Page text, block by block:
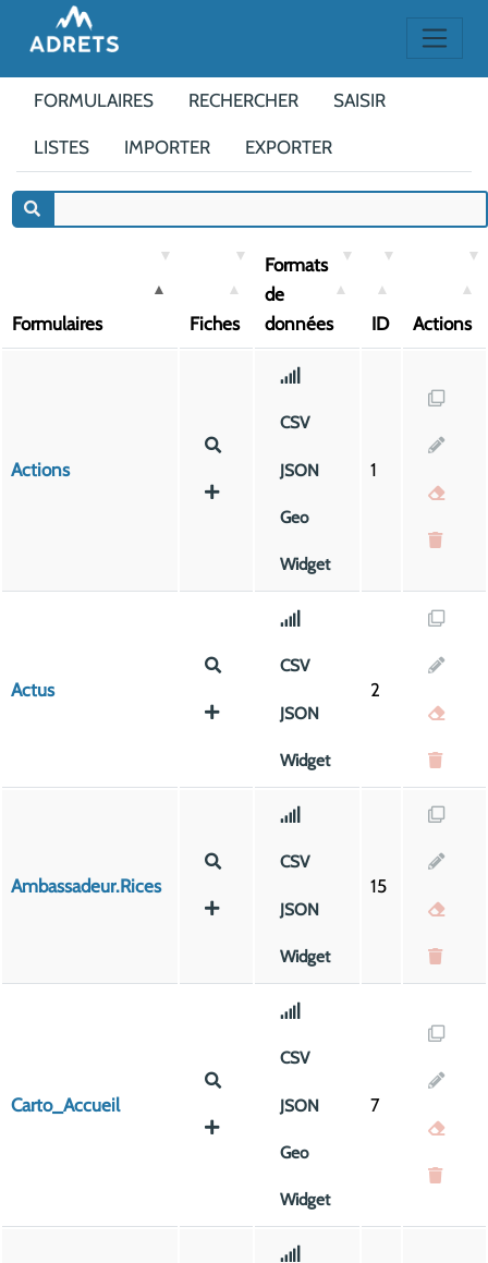
FORMULAIRES RECHERCHER SAISIR
LISTES IMPORTER EXPORTER
Formulaires Fiches
Formats
de
données
ID Actions
Actions
CSV
JSON
Geo
Widget
1
Actus
CSV
JSON
Widget
2
Ambassadeur.rices
CSV
JSON
Widget
15
Carto_Accueil
CSV
JSON
Geo
Widget
7